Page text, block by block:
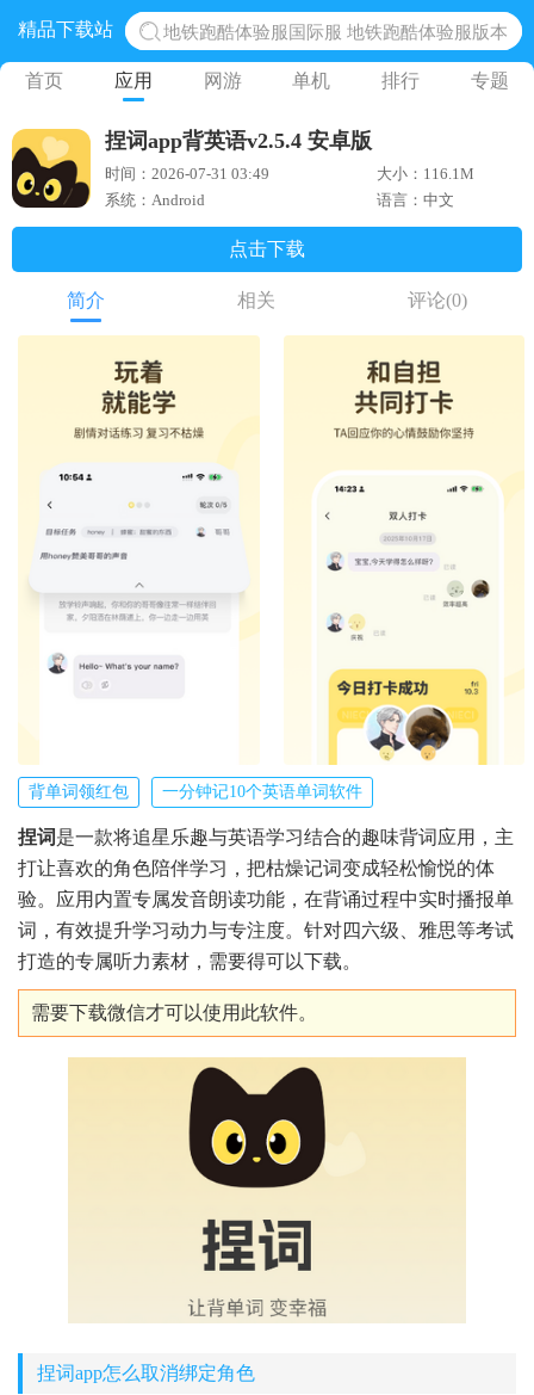
精品下载站
地铁跑酷体验服国际服 地铁跑酷体验服版本
网易光遇手游正版 点亮星空共庆周年
蛋仔派对下载 蛋仔派对体验服
奥特曼王者传奇 正版奥特曼游戏
首页 应用 网游 单机 排行 专题
捏词app背英语v2.5.4 安卓版
时间：2026-07-31 03:49
大小：116.1M
系统：Android
语言：中文
点击下载
简介 相关 评论(0)
背单词领红包 一分钟记10个英语单词软件
捏词是一款将追星乐趣与英语学习结合的趣味背词应用，主
打让喜欢的角色陪伴学习，把枯燥记词变成轻松愉悦的体
验。应用内置专属发音朗读功能，在背诵过程中实时播报单
词，有效提升学习动力与专注度。针对四六级、雅思等考试
打造的专属听力素材，需要得可以下载。
需要下载微信才可以使用此软件。
捏词app怎么取消绑定角色